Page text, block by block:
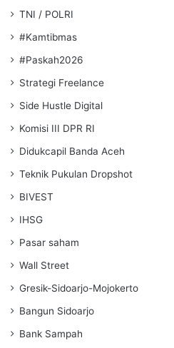
TNI / POLRI
#Kamtibmas
#Paskah2026
Strategi Freelance
Side Hustle Digital
Komisi III DPR RI
Didukcapil Banda Aceh
Teknik Pukulan Dropshot
BIVEST
IHSG
Pasar saham
Wall Street
Gresik-Sidoarjo-Mojokerto
Bangun Sidoarjo
Bank Sampah